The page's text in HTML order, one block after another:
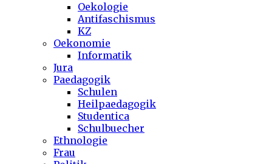
Oekologie
Antifaschismus
KZ
Oekonomie
Informatik
Jura
Paedagogik
Schulen
Heilpaedagogik
Studentica
Schulbuecher
Ethnologie
Frau